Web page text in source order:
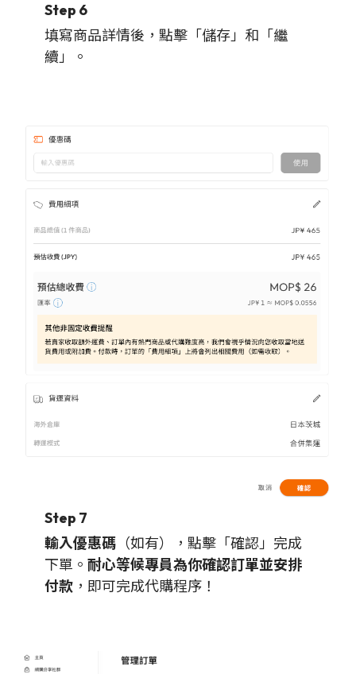
Step 6
填寫商品詳情後，點擊「儲存」和「繼
續」。
Step 7
輸入優惠碼 （如有），點擊「確認」完成
下單。 耐心等候專員為你確認訂單並安排
付款 ，即可完成代購程序！